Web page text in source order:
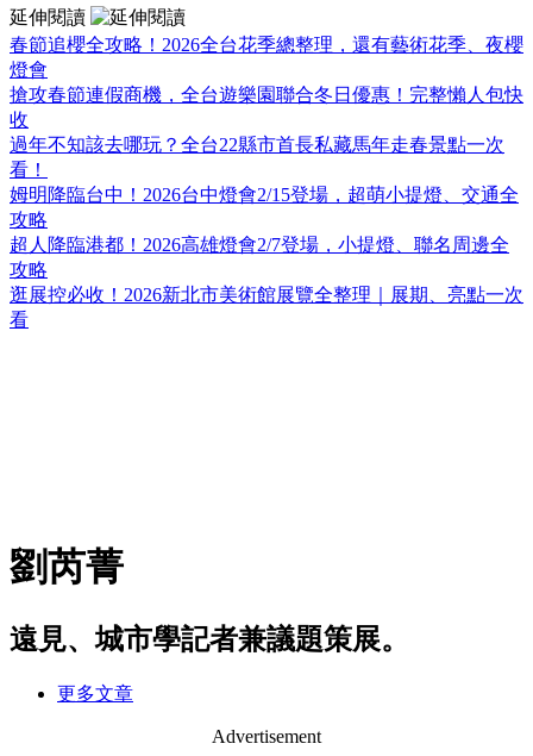
延伸閱讀
春節追櫻全攻略！2026全台花季總整理，還有藝術花季、夜櫻
燈會
搶攻春節連假商機，全台遊樂園聯合冬日優惠！完整懶人包快
收
過年不知該去哪玩？全台22縣市首長私藏馬年走春景點一次
看！
姆明降臨台中！2026台中燈會2/15登場，超萌小提燈、交通全
攻略
超人降臨港都！2026高雄燈會2/7登場，小提燈、聯名周邊全
攻略
逛展控必收！2026新北市美術館展覽全整理｜展期、亮點一次
看
劉芮菁
遠見、城市學記者兼議題策展。
更多文章
Advertisement